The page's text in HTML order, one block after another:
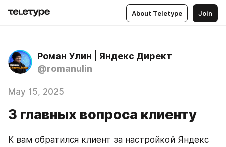
About Teletype Join
Роман Улин | Яндекс Директ
@romanulin
May 15, 2025
3 главных вопроса клиенту
К вам обратился клиент за настройкой Яндекс